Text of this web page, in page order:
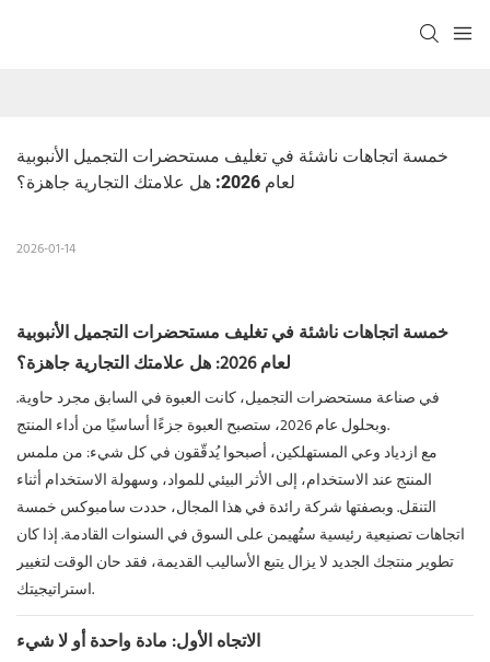
خمسة اتجاهات ناشئة في تغليف مستحضرات التجميل الأنبوبية
لعام 2026: هل علامتك التجارية جاهزة؟
2026-01-14
خمسة اتجاهات ناشئة في تغليف مستحضرات التجميل الأنبوبية
لعام 2026: هل علامتك التجارية جاهزة؟
في صناعة مستحضرات التجميل، كانت العبوة في السابق مجرد حاوية.
وبحلول عام 2026، ستصبح العبوة جزءًا أساسيًا من أداء المنتج.
مع ازدياد وعي المستهلكين، أصبحوا يُدقّقون في كل شيء: من ملمس
المنتج عند الاستخدام، إلى الأثر البيئي للمواد، وسهولة الاستخدام أثناء
التنقل. وبصفتها شركة رائدة في هذا المجال، حددت سامبوكس خمسة
اتجاهات تصنيعية رئيسية ستُهيمن على السوق في السنوات القادمة. إذا كان
تطوير منتجك الجديد لا يزال يتبع الأساليب القديمة، فقد حان الوقت لتغيير
استراتيجيتك.
الاتجاه الأول: مادة واحدة أو لا شيء